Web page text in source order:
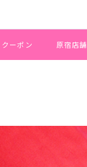
クーポン 原宿店舗